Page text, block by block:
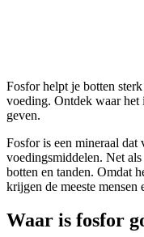
Fosfor helpt je botten
voeding. Ontdek waar het
geven.
Fosfor is een mineraal
voedingsmiddelen. Net
botten en tanden. Omdat
krijgen de meeste mensen
Waar is fosfor